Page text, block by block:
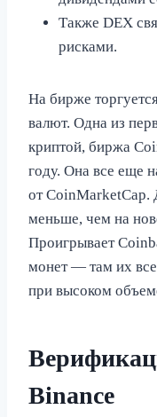
Также DEX
рисками.
На бирже
валют. Одна из
криптой, биржа
году. Она все еще
от CoinMarketCap.
меньше, чем на
Проигрывает
монет — там их
при высоком
Binance